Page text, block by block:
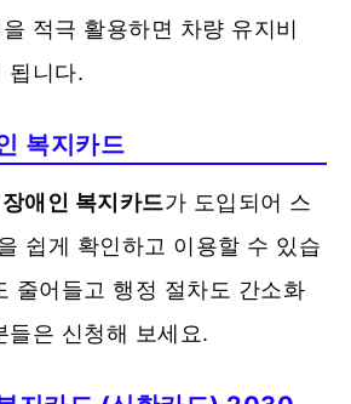
적극 활용하면 차량 유지비
됩니다.
복지카드
애인 복지카드가 도입되어 스
쉽게 확인하고 이용할 수 있습
줄어들고 행정 절차도 간소화
들은 신청해 보세요.